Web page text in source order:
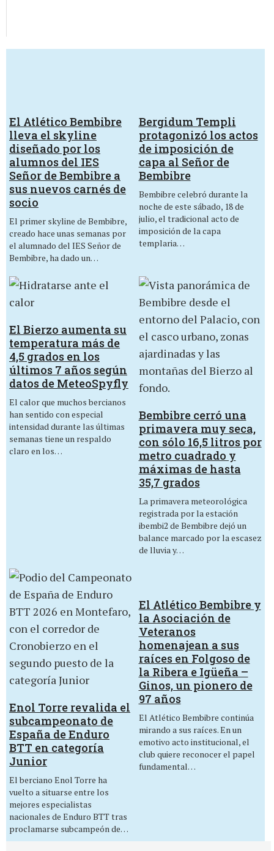
El Atlético Bembibre
lleva el skyline
diseñado por los
alumnos del IES
Señor de Bembibre a
sus nuevos carnés de
socio
El primer skyline de Bembibre,
creado hace unas semanas por
el alumnado del IES Señor de
Bembibre, ha dado un…
Bergidum Templi
protagonizó los actos
de imposición de
capa al Señor de
Bembibre
Bembibre celebró durante la
noche de este sábado, 18 de
julio, el tradicional acto de
imposición de la capa
templaria…
El Bierzo aumenta su
temperatura más de
4,5 grados en los
últimos 7 años según
datos de MeteoSpyfly
El calor que muchos bercianos
han sentido con especial
intensidad durante las últimas
semanas tiene un respaldo
claro en los…
Bembibre cerró una
primavera muy seca,
con sólo 16,5 litros por
metro cuadrado y
máximas de hasta
35,7 grados
La primavera meteorológica
registrada por la estación
ibembi2 de Bembibre dejó un
balance marcado por la escasez
de lluvia y…
Enol Torre revalida el
subcampeonato de
España de Enduro
BTT en categoría
Junior
El berciano Enol Torre ha
vuelto a situarse entre los
mejores especialistas
nacionales de Enduro BTT tras
proclamarse subcampeón de…
El Atlético Bembibre y
la Asociación de
Veteranos
homenajean a sus
raíces en Folgoso de
la Ribera e Igüeña –
Ginos, un pionero de
97 años
El Atlético Bembibre continúa
mirando a sus raíces. En un
emotivo acto institucional, el
club quiere reconocer el papel
fundamental…